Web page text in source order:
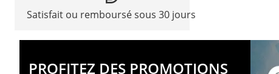
Satisfait ou remboursé sous 30 jours
PROFITEZ DES PROMOTIONS